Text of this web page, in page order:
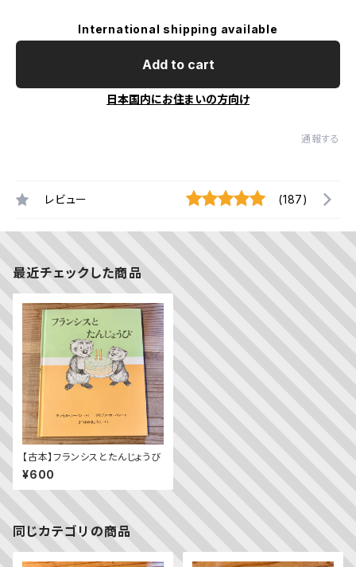
International shipping available
Add to cart
日本国内にお住まいの方向け
通報する
レビュー (187)
最近チェックした商品
【古本】フランシスとたんじょうび
¥600
同じカテゴリの商品